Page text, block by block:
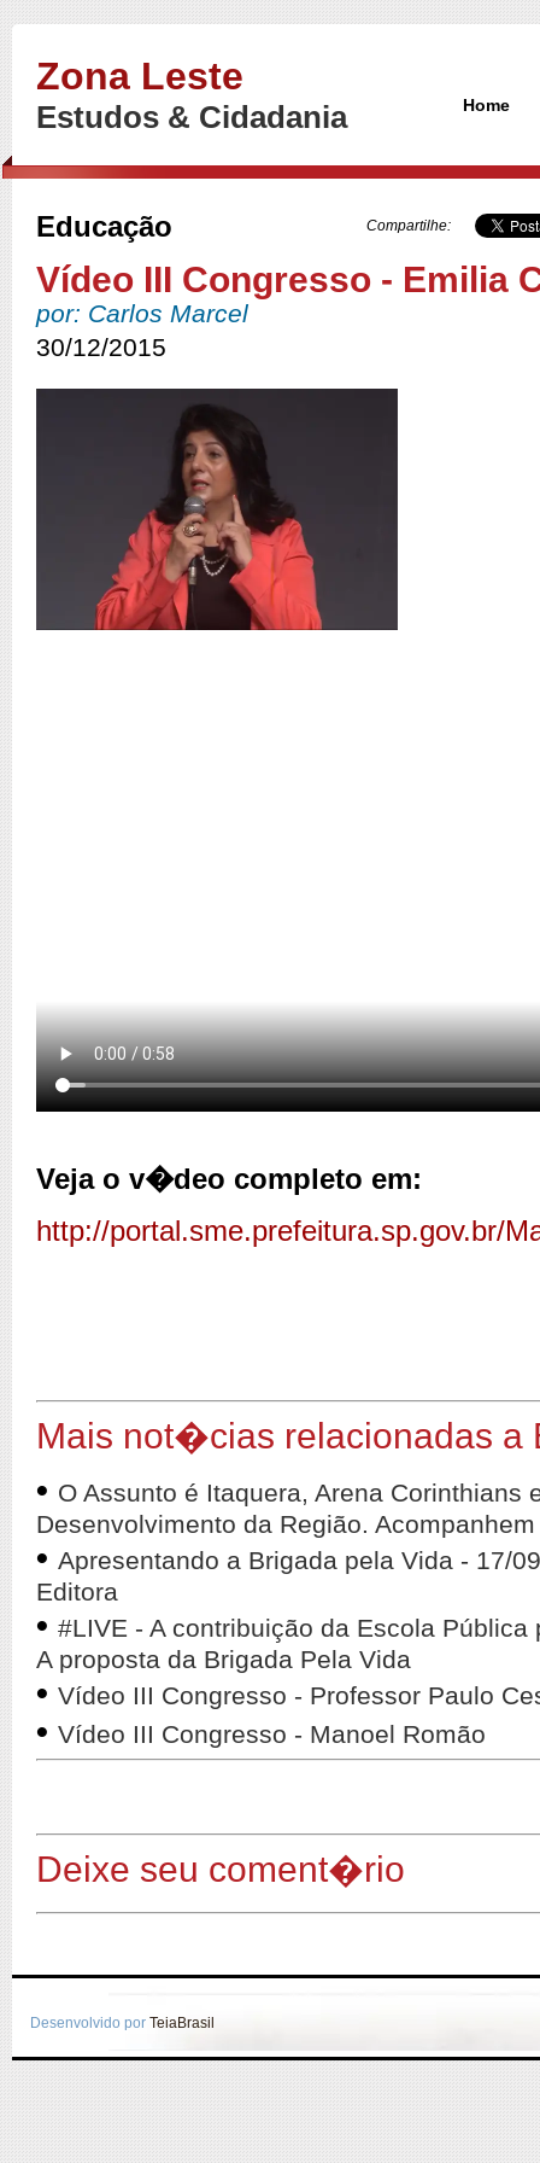
Zona Leste
Estudos & Cidadania Home
Educação Compartilhe:
Vídeo III Congresso - Emilia
por: Carlos Marcel
30/12/2015
Veja o v�deo completo em:
http://portal.sme.prefeitura.sp.gov.br/
Mais not�cias relacionadas a
• O Assunto é Itaquera, Arena Corinthians
Desenvolvimento da Região.
• Apresentando a Brigada pela Vida - 17/
Editora
• #LIVE - A contribuição da Escola
A proposta da Brigada Pela Vida
• Vídeo III Congresso - Professor Paulo
• Vídeo III Congresso - Manoel Romão
Deixe seu coment�rio
Desenvolvido por TeiaBrasil